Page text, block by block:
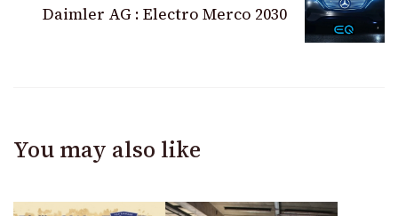
Daimler AG : Electro Merco 2030
You may also like